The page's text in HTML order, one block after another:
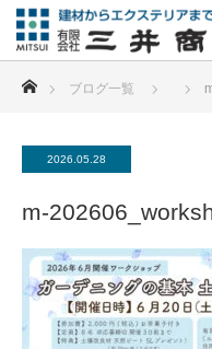
ブログ一覧
2026.05.28
m-